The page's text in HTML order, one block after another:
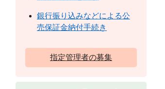
銀行振り込みなどによる公
売保証金納付手続き
指定管理者の募集